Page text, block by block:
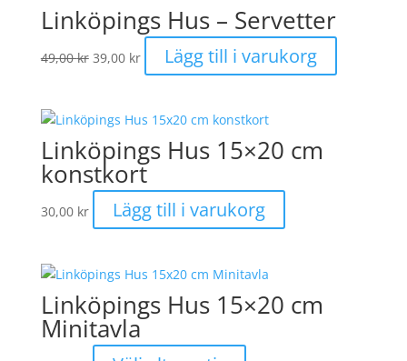
Linköpings Hus – Servetter
49,00kr Det
ursprungliga
var:
39,00 kr
nuvarande
är:
Lägg till i varukorg
Linköpings Hus 15×20 cm
konstkort
30,00 kr Lägg till i varukorg
Linköpings Hus 15×20 cm
Minitavla